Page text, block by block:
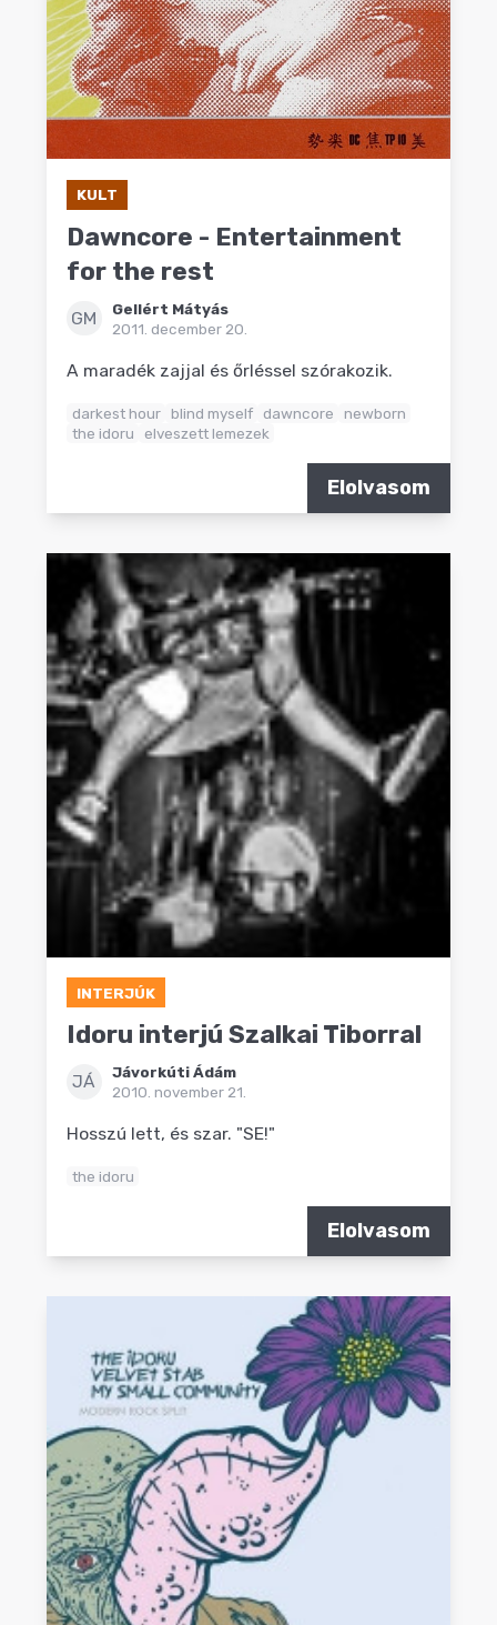
KULT
Dawncore - Entertainment
for the rest
GM
Gellért Mátyás
2011. december 20.
A maradék zajjal és őrléssel szórakozik.
darkest hour blind myself dawncore
newborn
the idoru
elveszett lemezek
Elolvasom
INTERJÚK
Idoru interjú Szalkai Tiborral
JÁ
Jávorkúti Ádám
2010. november 21.
Hosszú lett, és szar. "SE!"
the idoru
Elolvasom